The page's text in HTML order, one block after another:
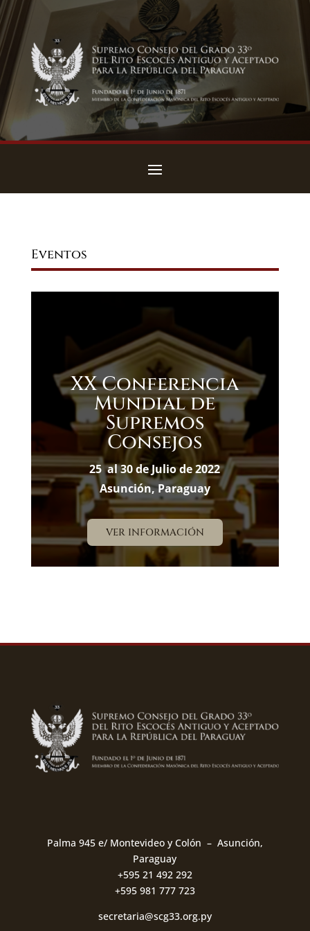
Eventos
XX Conferencia
Mundial de
Supremos
Consejos
25 al 30 de Julio de 2022
Asunción, Paraguay
VER INFORMACIÓN
Palma 945 e/ Montevideo y Colón – Asunción,
Paraguay
+595 21 492 292
+595 981 777 723
secretaria@scg33.org.py